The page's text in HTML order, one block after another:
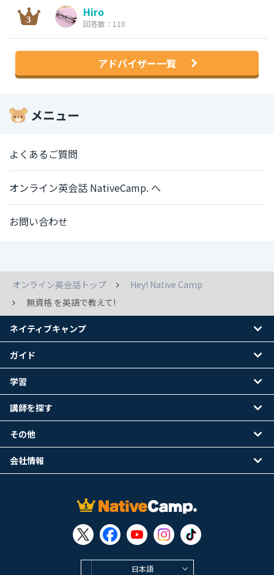
Hiro
回答数：110
アドバイザー一覧
メニュー
よくあるご質問
オンライン英会話 NativeCamp. へ
お問い合わせ
オンライン英会話トップ
Hey! Native Camp
無資格 を英語で教えて!
日本語
ネイティブキャンプ
ガイド
学習
講師を探す
その他
会社情報